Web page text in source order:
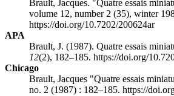
Brault, Jacques. "Quatre essais
volume 12, number 2 (35), winter
https://doi.org/10.7202/200624ar
APA
Brault, J. (1987). Quatre essais
12(2), 182–185. https://doi.org/
Chicago
Brault, Jacques "Quatre essais
no. 2 (1987) : 182–185. https://